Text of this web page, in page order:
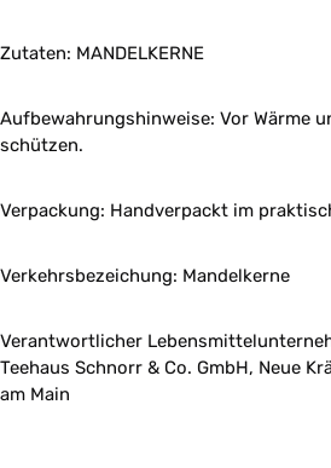
Zutaten: MANDELKERNE
Aufbewahrungshinweise: Vor Wärme
schützen.
Verpackung: Handverpackt im
Verkehrsbezeichung: Mandelkerne
Verantwortlicher
Teehaus Schnorr & Co. GmbH, Neue
am Main